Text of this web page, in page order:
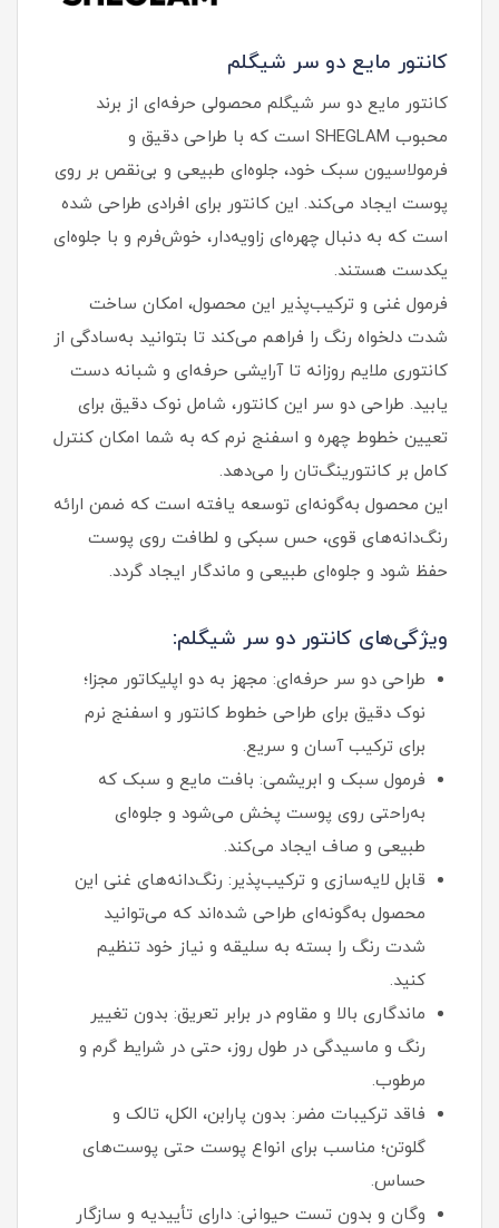
کانتور مایع دو سر شیگلم
کانتور مایع دو سر شیگلم محصولی حرفه‌ای از برند
محبوب SHEGLAM است که با طراحی دقیق و
فرمولاسیون سبک خود، جلوه‌ای طبیعی و بی‌نقص بر روی
پوست ایجاد می‌کند. این کانتور برای افرادی طراحی شده
است که به دنبال چهره‌ای زاویه‌دار، خوش‌فرم و با جلوه‌ای
یکدست هستند.
فرمول غنی و ترکیب‌پذیر این محصول، امکان ساخت
شدت دلخواه رنگ را فراهم می‌کند تا بتوانید به‌سادگی از
کانتوری ملایم روزانه تا آرایشی حرفه‌ای و شبانه دست
یابید. طراحی دو سر این کانتور، شامل نوک دقیق برای
تعیین خطوط چهره و اسفنج نرم که به شما امکان کنترل
کامل بر کانتورینگ‌تان را می‌دهد.
این محصول به‌گونه‌ای توسعه یافته است که ضمن ارائه
رنگ‌دانه‌های قوی، حس سبکی و لطافت روی پوست
حفظ شود و جلوه‌ای طبیعی و ماندگار ایجاد گردد.
ویژگی‌های کانتور دو سر شیگلم:
طراحی دو سر حرفه‌ای: مجهز به دو اپلیکاتور مجزا؛
نوک دقیق برای طراحی خطوط کانتور و اسفنج نرم
برای ترکیب آسان و سریع.
فرمول سبک و ابریشمی: بافت مایع و سبک که
به‌راحتی روی پوست پخش می‌شود و جلوه‌ای
طبیعی و صاف ایجاد می‌کند.
قابل لایه‌سازی و ترکیب‌پذیر: رنگ‌دانه‌های غنی این
محصول به‌گونه‌ای طراحی شده‌اند که می‌توانید
شدت رنگ را بسته به سلیقه و نیاز خود تنظیم
کنید.
ماندگاری بالا و مقاوم در برابر تعریق: بدون تغییر
رنگ و ماسیدگی در طول روز، حتی در شرایط گرم و
مرطوب.
فاقد ترکیبات مضر: بدون پارابن، الکل، تالک و
گلوتن؛ مناسب برای انواع پوست حتی پوست‌های
حساس.
وگان و بدون تست حیوانی: دارای تأییدیه و سازگار